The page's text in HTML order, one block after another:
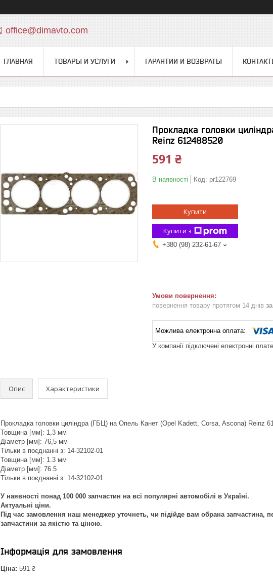
office@dimavto.com
ГЛАВНАЯ ТОВАРЫ И УСЛУГИ ГАРАНТИИ И ВОЗВРАТЫ
Прокладка головки
Reinz 612488520
591 ₴
В наявності Код: pr122769
Купити
Купити з
+380 (98) 232-61-67
повернення товару протягом 14 днів
У компанії підключені електронні
Опис Характеристики
Прокладка головки циліндра (ГБЦ) на Опель Канет (Opel Kadett, Corsa, Ascona) Reinz
Товщина [мм]: 1,3 мм
Діаметр [мм]: 76,5 мм
Тільки в поєднанні з: 14-32102-01
Товщина [мм]: 1.3 мм
Діаметр [мм]: 76.5
Тільки в поєднанні з: 14-32102-01
У наявності понад 100 000 запчастин на всі популярні автомобілі в Україні.
Актуальні ціни.
Під час замовлення наш менеджер уточнеть, чи підійде вам обрана запчастина,
запчастини за якістю та ціною.
Інформація для замовлення
Ціна: 591 ₴